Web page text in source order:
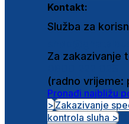
Kontakt:
Služba za
Za zakazivanje
(radno vrijeme:
Pronađi najbližu
>Zakazivanje
kontrola sluha >